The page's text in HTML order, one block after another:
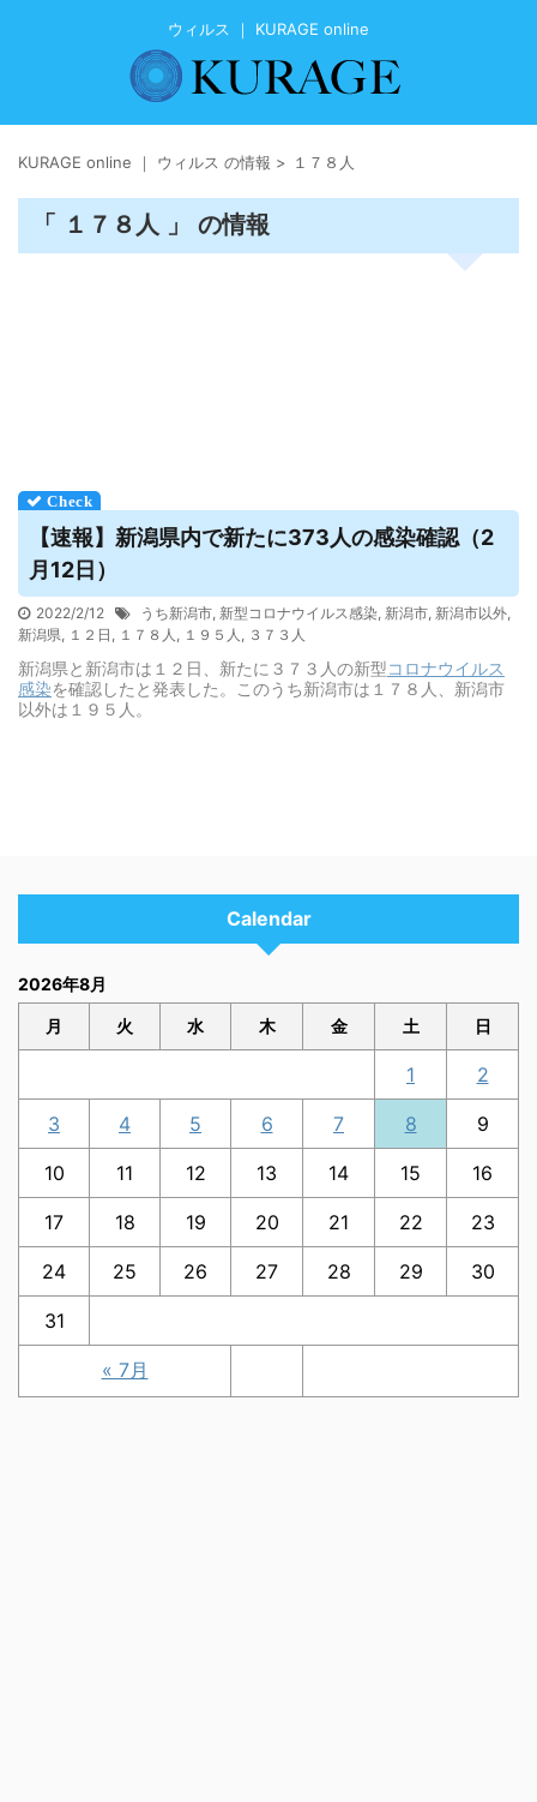
ウィルス ｜ KURAGE online
KURAGE online ｜ ウィルス の情報 > １７８人
「 １７８人 」 の情報
【速報】新潟県内で新たに373人の感染確認（2
月12日）
2022/2/12 うち新潟市, 新型コロナウイルス感染, 新潟市, 新潟市以外,
新潟県, １２日 , １７８人 , １９５人 , ３７３人
新潟県と新潟市は１２日、新たに３７３人の新型コロナウイルス
感染を確認したと発表した。このうち新潟市は１７８人、新潟市
以外は１９５人。
Calendar
2026年8月
月 火 水 木 金 土 日
« 7月
1 2
3 4 5 6 7 8 9
10 11 12 13 14 15 16
17 18 19 20 21 22 23
24 25 26 27 28 29 30
31